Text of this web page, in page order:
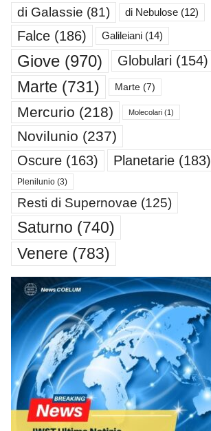
di Galassie (81) di Nebulose(12)
Falce(186) Galileiani(14)
Giove(970) Globulari (154)
Marte (731) Marte(7)
Mercurio (218) Molecolari(1)
Novilunio (237)
Oscure(163) Planetarie(183)
Plenilunio(3)
Resti di Supernovae (125)
Saturno (740)
Venere (783)